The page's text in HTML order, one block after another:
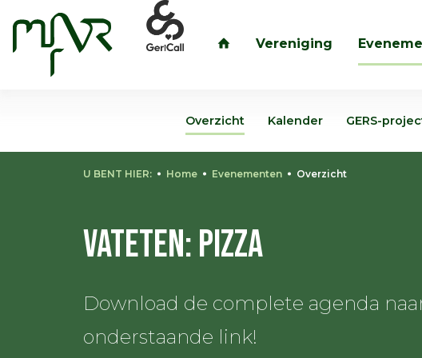
Vereniging
inloggen
U BENT HIER: Home Evenementen Overzicht
Vateten: Pizza
Download de complete agenda
onderstaande link!
Overzicht Kalender GERS-